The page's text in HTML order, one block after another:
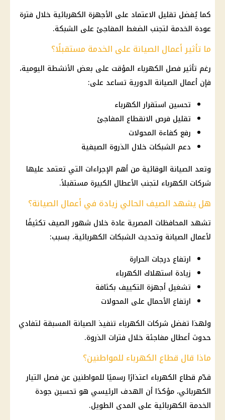
كما يُفضل تقليل الاعتماد على الأجهزة الكهربائية خلال فترة
عودة الخدمة لتجنب الضغط المفاجئ على الشبكة.
ما تأثير أعمال الصيانة على الخدمة مستقبلًا؟
رغم تأثيرفصل الكهرباء المؤقت على بعض الأنشطة اليومية،
فإن أعمال الصيانة الدورية تساعد على:
تحسين استقرار الكهرباء
تقليل فرص الانقطاع المفاجئ
رفع كفاءة المحولات
دعم الشبكات خلال الذروة الصيفية
وتعد الصيانة الوقائية من أهم الإجراءات التي تعتمد عليها
شركات الكهرباء لتجنب الأعطال الكبيرة مستقبلاً.
هل يشهد الصيف الحالي زيادة في أعمال الصيانة؟
تشهد المحافظات المصرية عادة خلال شهورالصيف تكثيفًا
لأعمال الصيانة وتحديث الشبكات الكهربائية، بسبب:
ارتفاع درجات الحرارة
زيادة استهلاك الكهرباء
تشغيل أجهزة التكييف بكثافة
ارتفاع الأحمال على المحولات
ولهذا تفضل شركات الكهرباء تنفيذ الصيانة المسبقة لتفادي
حدوث أعطال مفاجئة خلال فترات الذروة.
ماذا قال قطاع الكهرباء للمواطنين؟
قدّم قطاع الكهرباء اعتذارًا رسميًا للمواطنين عن فصل التيار
الكهربائي، مؤكدًا أن الهدف الرئيسي هو تحسين جودة
الخدمة الكهربائية على المدى الطويل.